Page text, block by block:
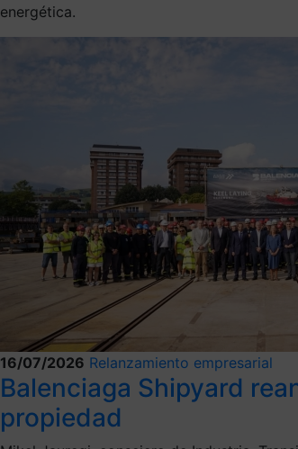
energética.
16/07/2026 Relanzamiento empresarial
Balenciaga Shipyard
propiedad